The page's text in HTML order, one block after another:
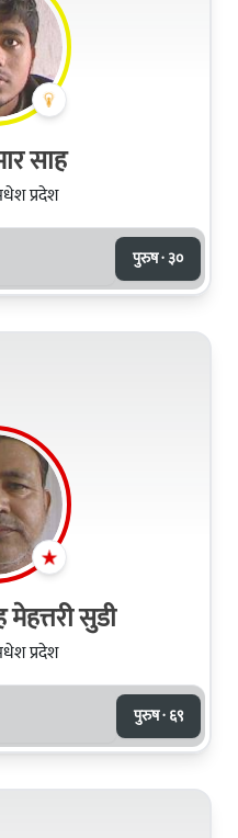
साह
प्रदेश
पुरुष · ३०
सुडी
प्रदेश
पुरुष · ६९